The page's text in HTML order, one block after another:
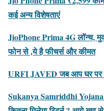
कई अन्य विशेषताएं
JioPhone Prima 4G लॉन्च,
फोन से ,ये है फीचर्स और कीमत
URFI JAVED जब आप घर पर
Sukanya Samriddhi